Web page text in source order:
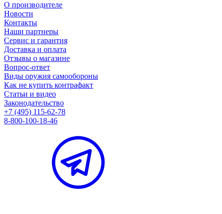
О производителе
Новости
Контакты
Наши партнеры
Сервис и гарантия
Доставка и оплата
Отзывы о магазине
Вопрос-ответ
Виды оружия самообороны
Как не купить контрафакт
Статьи и видео
Законодательство
+7 (495) 115-62-78
8-800-100-18-46